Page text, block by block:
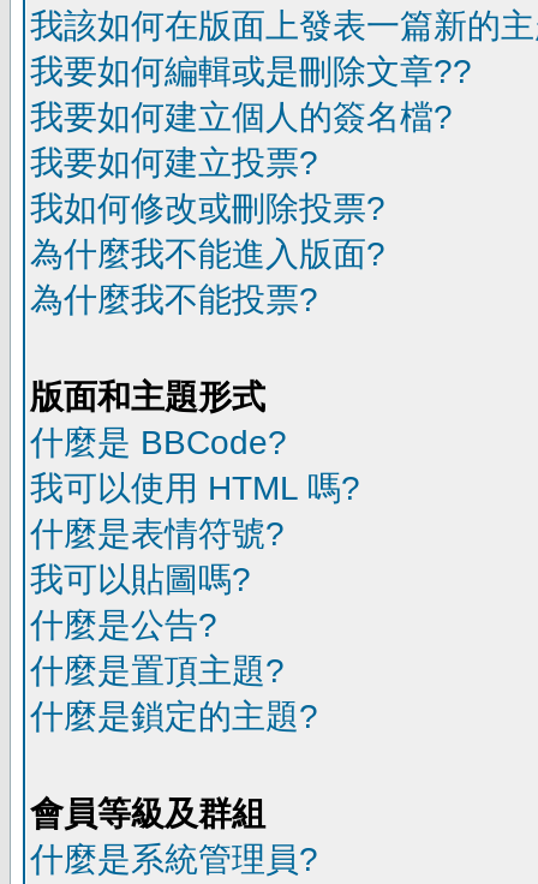
我該如何在版面上發表一篇新的
我要如何編輯或是刪除文章??
我要如何建立個人的簽名檔?
我要如何建立投票?
我如何修改或刪除投票?
為什麼我不能進入版面?
為什麼我不能投票?
版面和主題形式
什麼是 BBCode?
我可以使用 HTML 嗎?
什麼是表情符號?
我可以貼圖嗎?
什麼是公告?
什麼是置頂主題?
什麼是鎖定的主題?
會員等級及群組
什麼是系統管理員?